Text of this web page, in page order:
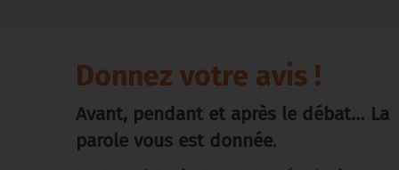
Donnez votre avis !
Avant, pendant et après le débat… La
parole vous est donnée.